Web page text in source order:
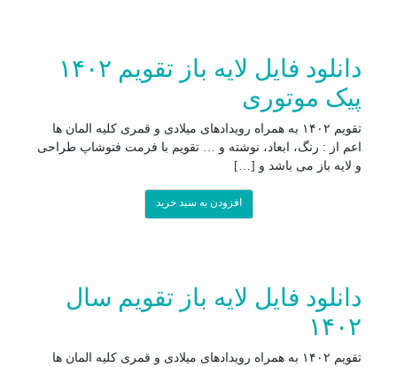
دانلود فایل لایه باز تقویم ۱۴۰۲
پیک موتوری
تقویم ۱۴۰۲ به همراه رویدادهای میلادی و قمری کلیه المان ها
اعم از : رنگ، ابعاد، نوشته و … تقویم با فرمت فتوشاپ طراحی
و لایه باز می باشد و […]
افزودن به سبد خرید
دانلود فایل لایه باز تقویم سال
۱۴۰۲
تقویم ۱۴۰۲ به همراه رویدادهای میلادی و قمری کلیه المان ها